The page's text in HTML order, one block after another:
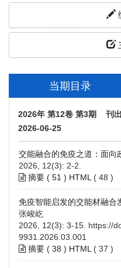
当期目录
2026年 第12卷 第3期 刊出
2026-06-25
交能融合的免疫之道：面向
2026, 12(3): 2-2.
摘要 ( 51 ) HTML ( 48 )
免疫智能启发的交能材融合
张峻屹
2026, 12(3): 3-15. https://
9931.2026.03.001
摘要 ( 38 ) HTML ( 37 )